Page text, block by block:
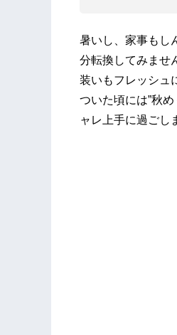
暑いし、家事もし
分転換してみませ
装いもフレッシュ
ついた頃には”秋
ャレ上手に過ごし